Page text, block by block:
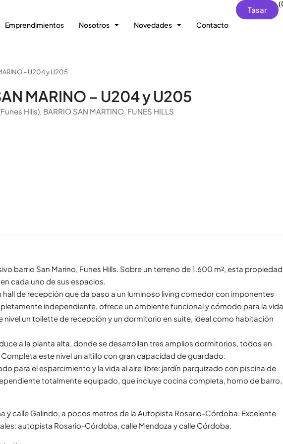
Emprendimientos Nosotros Novedades Contacto
Tasar
– U204 y U205
MARINO – U204 y U205
Hills), BARRIO SAN MARTINO, FUNES HILLS
barrio San Marino, Funes Hills. Sobre un terreno de 1.600 m², esta propiedad
cada uno de sus espacios.
hall de recepción que da paso a un luminoso living comedor con imponentes
independiente, ofrece un ambiente funcional y cómodo para la vida
nivel un toilette de recepción y un dormitorio en suite, ideal como habitación
a la planta alta, donde se desarrollan tres amplios dormitorios, todos en
este nivel un altillo con gran capacidad de guardado.
para el esparcimiento y la vida al aire libre: jardín parquizado con piscina de
totalmente equipado, que incluye cocina completa, horno de barro,
y calle Galindo, a pocos metros de la Autopista Rosario-Córdoba. Excelente
autopista Rosario-Córdoba, calle Mendoza y calle Córdoba.